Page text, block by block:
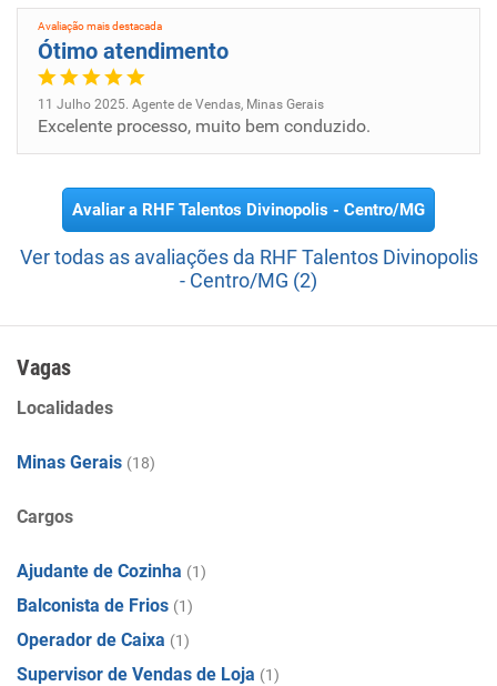
Avaliação mais destacada
Ótimo atendimento
11 Julho 2025. Agente de Vendas, Minas Gerais
Excelente processo, muito bem conduzido.
Avaliar a RHF Talentos Divinopolis - Centro/MG
Ver todas as avaliações da RHF Talentos Divinopolis
- Centro/MG (2)
Vagas
Localidades
Minas Gerais (18)
Cargos
Ajudante de Cozinha (1)
Balconista de Frios (1)
Operador de Caixa (1)
Supervisor de Vendas de Loja (1)